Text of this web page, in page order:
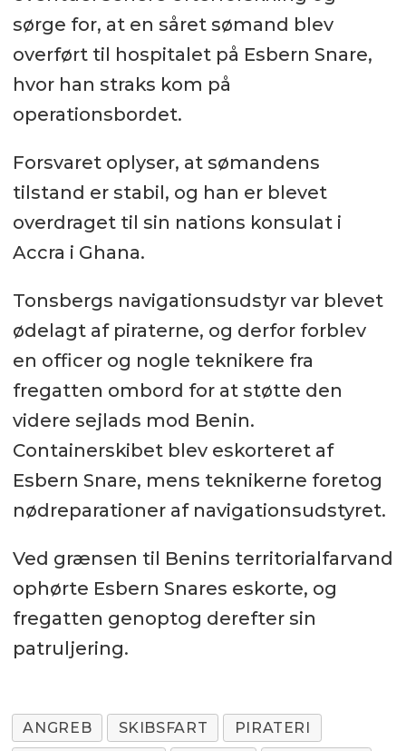
sørge for, at en såret sømand blev
overført til hospitalet på Esbern Snare,
hvor han straks kom på
operationsbordet.
Forsvaret oplyser, at sømandens
tilstand er stabil, og han er blevet
overdraget til sin nations konsulat i
Accra i Ghana.
Tonsbergs navigationsudstyr var blevet
ødelagt af piraterne, og derfor forblev
en officer og nogle teknikere fra
fregatten ombord for at støtte den
videre sejlads mod Benin.
Containerskibet blev eskorteret af
Esbern Snare, mens teknikerne foretog
nødreparationer af navigationsudstyret.
Ved grænsen til Benins territorialfarvand
ophørte Esbern Snares eskorte, og
fregatten genoptog derefter sin
patruljering.
ANGREB SKIBSFART
PIRATERI